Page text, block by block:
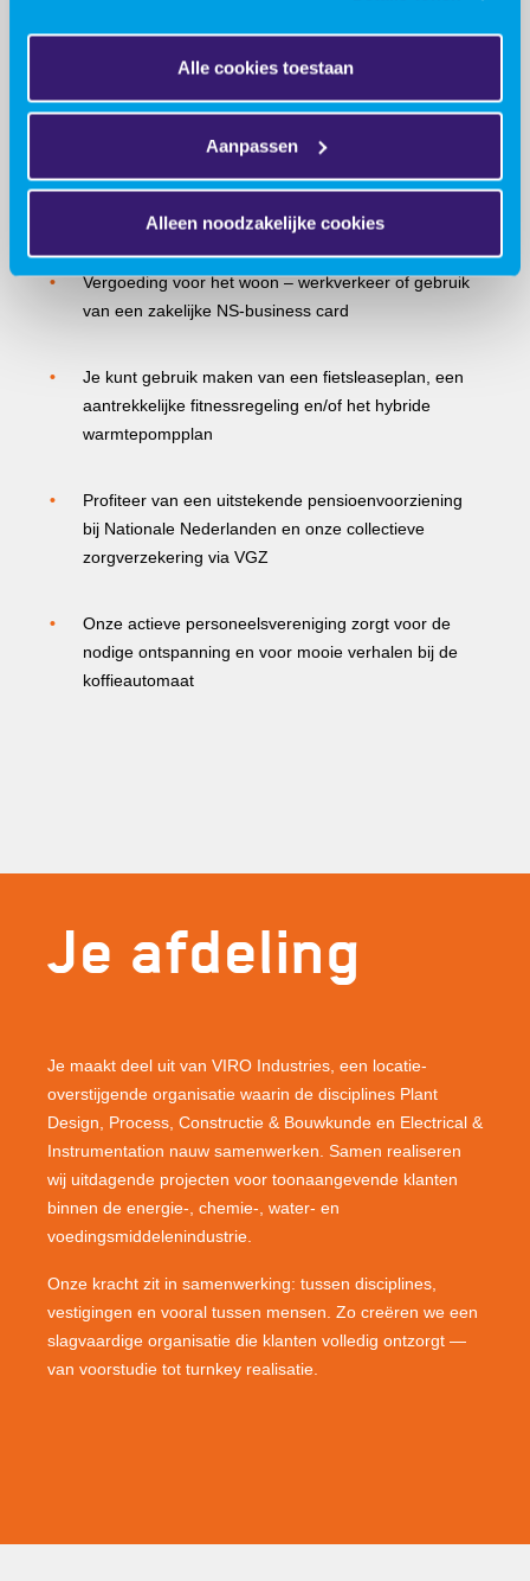
Alle cookies toestaan
Aanpassen
Alleen noodzakelijke cookies
Prima mogelijkheden en faciliteiten om hybride te
werken, inclusief thuiswerkvergoeding
22 vakantiedagen en 13 ATV-dagen
Vergoeding voor het woon – werkverkeer of gebruik
van een zakelijke NS-business card
Je kunt gebruik maken van een fietsleaseplan, een
aantrekkelijke fitnessregeling en/of het hybride
warmtepompplan
Profiteer van een uitstekende pensioenvoorziening
bij Nationale Nederlanden en onze collectieve
zorgverzekering via VGZ
Onze actieve personeelsvereniging zorgt voor de
nodige ontspanning en voor mooie verhalen bij de
koffieautomaat
Je afdeling
Je maakt deel uit van VIRO Industries, een locatie-
overstijgende organisatie waarin de disciplines Plant
Design, Process, Constructie & Bouwkunde en Electrical &
Instrumentation nauw samenwerken. Samen realiseren
wij uitdagende projecten voor toonaangevende klanten
binnen de energie-, chemie-, water- en
voedingsmiddelenindustrie.
Onze kracht zit in samenwerking: tussen disciplines,
vestigingen en vooral tussen mensen. Zo creëren we een
slagvaardige organisatie die klanten volledig ontzorgt —
van voorstudie tot turnkey realisatie.